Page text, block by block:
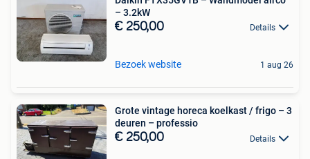
– 3.2kW
€ 250,00 Details
Bezoek website 1 aug 26
Grote vintage horeca koelkast / frigo – 3
deuren – professio
€ 250,00 Details